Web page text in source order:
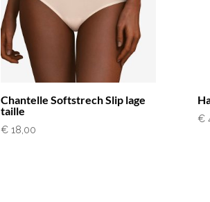
Chantelle Softstrech Slip lage
taille
€18,00
€